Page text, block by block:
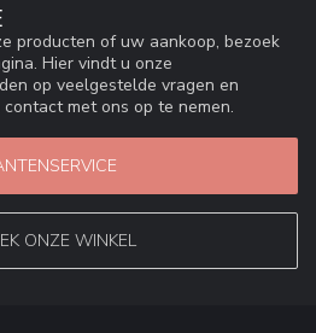
producten of uw aankoop, bezoek
Hier vindt u onze
op veelgestelde vragen en
met ons op te nemen.
ONZE WINKEL